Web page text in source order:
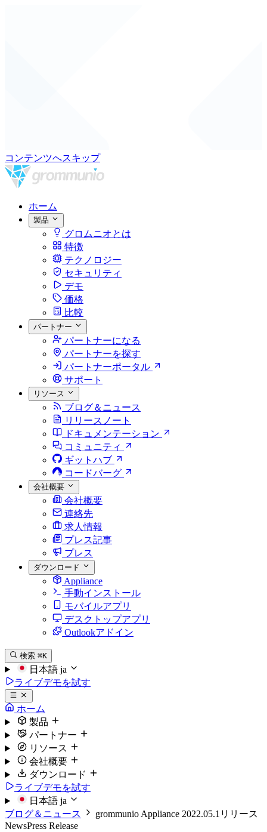
コンテンツへスキップ
ホーム
製品
グロムニオとは
特徴
テクノロジー
セキュリティ
デモ
価格
比較
パートナー
パートナーになる
パートナーを探す
パートナーポータル
サポート
リソース
ブログ＆ニュース
リリースノート
ドキュメンテーション
コミュニティ
ギットハブ
コードバーグ
会社概要
会社概要
連絡先
求人情報
プレス記事
プレス
ダウンロード
Appliance
手動インストール
モバイルアプリ
デスクトップアプリ
Outlookアドイン
検索 ⌘K
日本語 ja
ライブデモを試す
ホーム
製品
パートナー
リソース
会社概要
ダウンロード
ライブデモを試す
日本語 ja
ブログ＆ニュース
grommunio Appliance 2022.05.1リリース
NewsPress Release